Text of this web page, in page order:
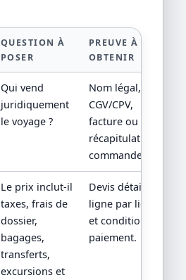
QUESTION À
POSER
PREUVE À
OBTENIR
Qui vend
juridiquement
le voyage ?
Nom légal,
CGV/CPV,
facture ou
récapitulatif de
commande.
Le prix inclut-il
taxes, frais de
dossier,
bagages,
transferts,
excursions et
Devis détaillé
ligne par ligne
et conditions de
paiement.